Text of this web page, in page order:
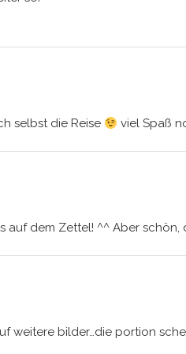
selbst die Reise viel Spaß
auf dem Zettel! ^^ Aber
weitere bilder…die portion